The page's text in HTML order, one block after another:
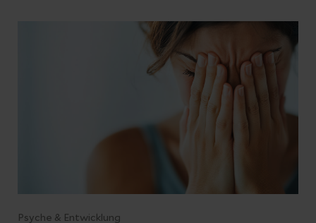
Informationen zur Behandlung.
Psyche & Entwicklung